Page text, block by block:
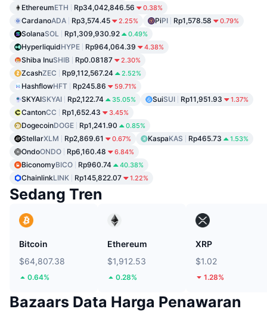
EthereumETH Rp34,042,846.56 0.38%
CardanoADA Rp3,574.45 2.25% PiPI Rp1,578.58 0.79%
SolanaSOL Rp1,309,930.92 0.49%
HyperliquidHYPE Rp964,064.39 4.38%
Shiba InuSHIB Rp0.08187 2.30%
ZcashZEC Rp9,112,567.24 2.52%
HashflowHFT Rp245.86 59.71%
SKYAISKYAI Rp2,122.74 35.05% SuiSUI Rp11,951.93 1.37%
CantonCC Rp1,652.43 3.45%
DogecoinDOGE Rp1,241.90 0.85%
StellarXLM Rp2,869.61 0.67% KaspaKAS Rp465.73 1.53%
OndoONDO Rp6,160.48 6.84%
BiconomyBICO Rp960.74 40.38%
ChainlinkLINK Rp145,822.07 1.22%
Sedang Tren
Bitcoin
$64,807.38
0.64%
Ethereum
$1,912.53
0.28%
XRP
$1.02
1.28%
Bazaars Data Harga Penawaran